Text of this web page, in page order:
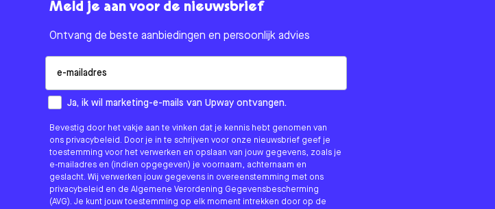
Meld je aan voor de nieuwsbrief
Ontvang de beste aanbiedingen en persoonlijk advies
How would you like to hear from us?
Ja, ik wil marketing-e-mails van Upway ontvangen.
Bevestig door het vakje aan te vinken dat je kennis hebt genomen van
ons privacybeleid. Door je in te schrijven voor onze nieuwsbrief geef je
toestemming voor het verwerken en opslaan van jouw gegevens, zoals je
e-mailadres en (indien opgegeven) je voornaam, achternaam en
geslacht. Wij verwerken jouw gegevens in overeenstemming met ons
privacybeleid en de Algemene Verordening Gegevensbescherming
(AVG). Je kunt jouw toestemming op elk moment intrekken door op de